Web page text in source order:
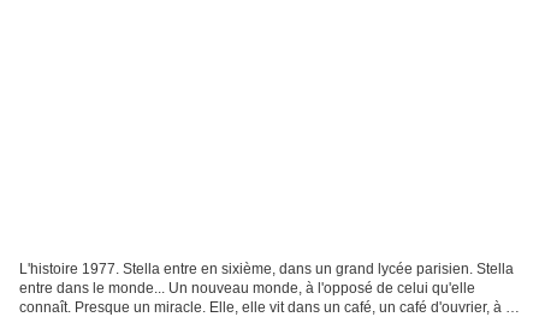
L'histoire 1977. Stella entre en sixième, dans un grand lycée parisien. Stella
entre dans le monde... Un nouveau monde, à l'opposé de celui qu'elle
connaît. Presque un miracle. Elle, elle vit dans un café, un café d'ouvrier, à la